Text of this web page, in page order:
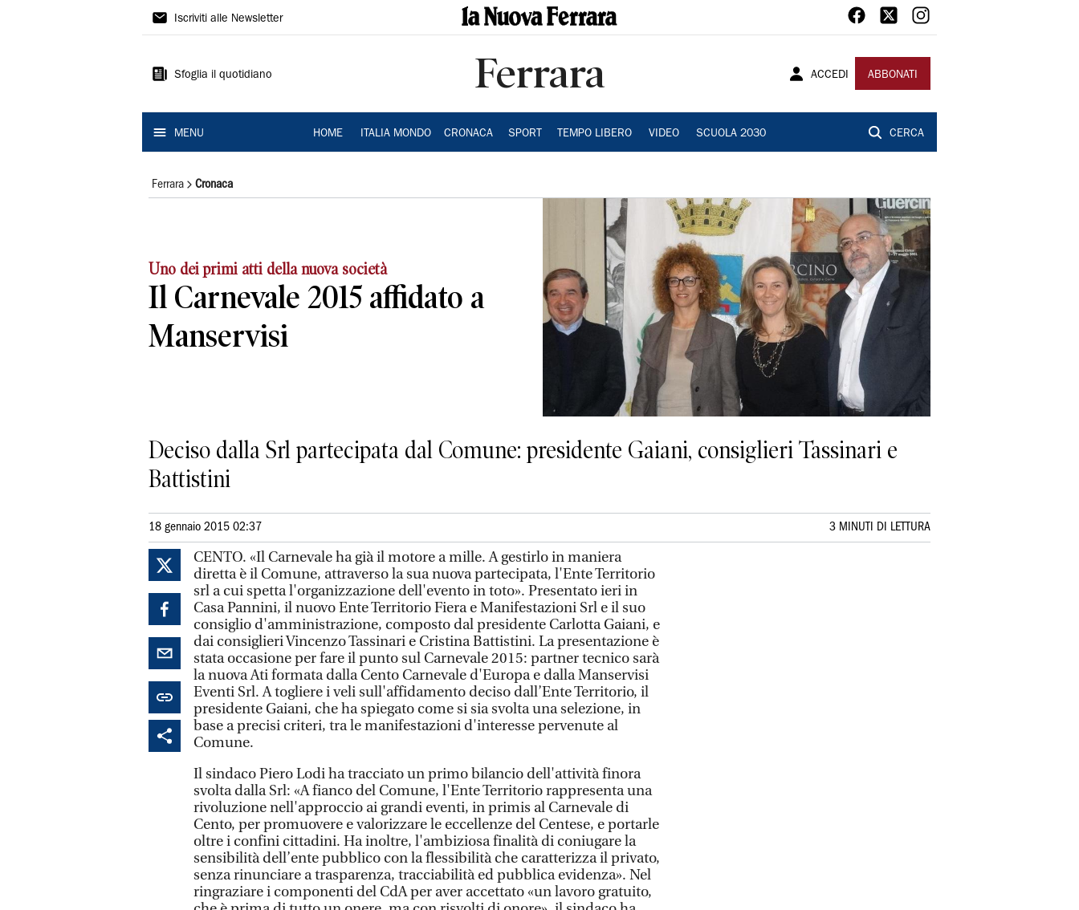
La
Ferrara
Iscriviti alle Newsletter
Sfoglia il quotidiano Ferrara ACCEDI ABBONATI
MENU HOME ITALIA MONDO CRONACA SPORT TEMPO LIBERO VIDEO SCUOLA 2030 CERCA
Ferrara Cronaca
Uno dei primi atti della nuova società
Il Carnevale 2015 affidato a
Manservisi
Deciso dalla Srl partecipata dal Comune: presidente Gaiani, consiglieri Tassinari e
Battistini
18 gennaio 2015 02:37 3 MINUTI DI LETTURA
CENTO. «Il Carnevale ha già il motore a mille. A gestirlo in maniera
diretta è il Comune, attraverso la sua nuova partecipata, l'Ente Territorio
srl a cui spetta l'organizzazione dell'evento in toto». Presentato ieri in
Casa Pannini, il nuovo Ente Territorio Fiera e Manifestazioni Srl e il suo
consiglio d'amministrazione, composto dal presidente Carlotta Gaiani, e
dai consiglieri Vincenzo Tassinari e Cristina Battistini. La presentazione è
stata occasione per fare il punto sul Carnevale 2015: partner tecnico sarà
la nuova Ati formata dalla Cento Carnevale d'Europa e dalla Manservisi
Eventi Srl. A togliere i veli sull'affidamento deciso dall’Ente Territorio, il
presidente Gaiani, che ha spiegato come si sia svolta una selezione, in
base a precisi criteri, tra le manifestazioni d'interesse pervenute al
Comune.
Il sindaco Piero Lodi ha tracciato un primo bilancio dell'attività finora
svolta dalla Srl: «A fianco del Comune, l'Ente Territorio rappresenta una
rivoluzione nell'approccio ai grandi eventi, in primis al Carnevale di
Cento, per promuovere e valorizzare le eccellenze del Centese, e portarle
oltre i confini cittadini. Ha inoltre, l'ambiziosa finalità di coniugare la
sensibilità dell’ente pubblico con la flessibilità che caratterizza il privato,
senza rinunciare a trasparenza, tracciabilità ed pubblica evidenza». Nel
ringraziare i componenti del CdA per aver accettato «un lavoro gratuito,